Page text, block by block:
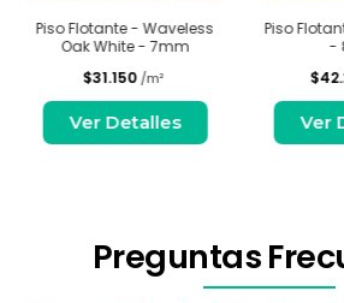
Piso Flotante - Waveless
Oak White - 7mm
$31.150/m²
Ver Detalles
Piso
-
Ver
Preguntas